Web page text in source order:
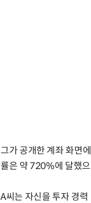
그가 공개한 계좌 화면
률은 약 720%에 달했
A씨는 자신을 투자 경